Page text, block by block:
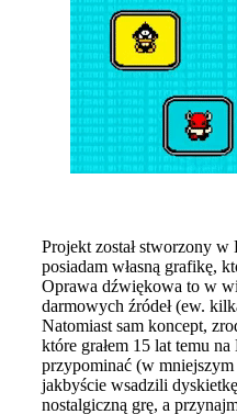
Projekt został stworzony
posiadam własną grafikę,
Oprawa dźwiękowa to w
darmowych źródeł (ew.
Natomiast sam koncept,
które grałem 15 lat temu
przypominać (w
jakbyście wsadzili
nostalgiczną grę, a